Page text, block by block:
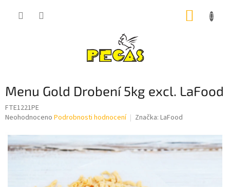
Menu Gold Drobení 5kg excl. LaFood
FTE1221PE
Průměrné
produktu
je
0,0
Neohodnoceno Podrobnosti hodnocení Značka: LaFood